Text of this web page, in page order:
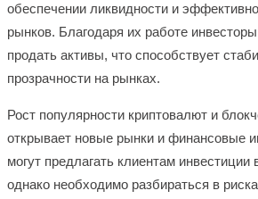
обеспечении ликвидности и
рынков. Благодаря их работе инвесторы
продать активы, что способствует
прозрачности на рынках.
Рост популярности криптовалют и
открывает новые рынки и финансовые
могут предлагать клиентам
однако необходимо разбираться в